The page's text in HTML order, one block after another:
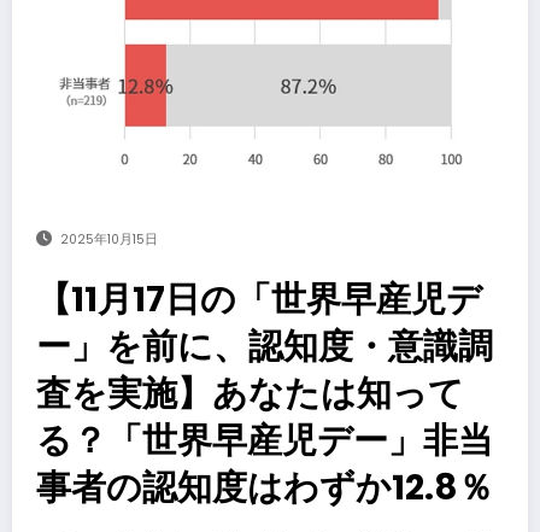
2025年10月15日
【11月17日の「世界早産児デ
ー」を前に、認知度・意識調
査を実施】あなたは知って
る？「世界早産児デー」非当
事者の認知度はわずか12.8％